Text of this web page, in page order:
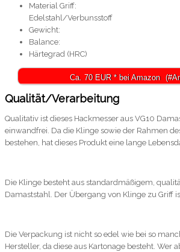
Material Griff:
Edelstahl/Verbunsstoff
Gewicht:
Balance: leicht
Härtegrad (HRC)
Ca. 70 EUR * bei Amazon
Qualität/Verarbeitung
Qualitativ ist dieses Hackmesser aus VG10
einwandfrei. Da die Klinge sowie der Rahmen
bestehen, hat dieses Produkt eine lange
Die Klinge besteht aus standardmäßigem,
Damaststahl. Der Übergang von Klinge zu Griff
Die Verpackung ist nicht so edel wie bei so
Hersteller, da diese aus Kartonage besteht. Wer